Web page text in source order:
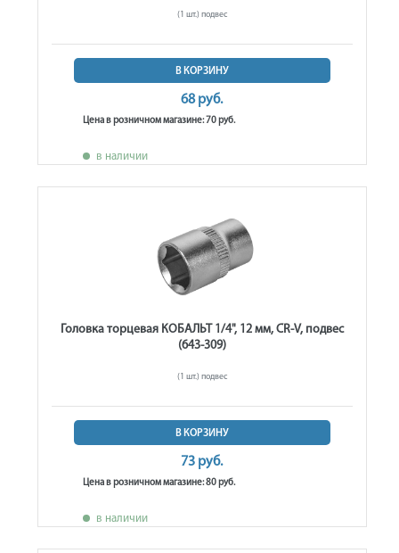
(1 шт.) подвес
В КОРЗИНУ
68 руб.
Цена в розничном магазине: 70 руб.
в наличии
Головка торцевая КОБАЛЬТ 1/4", 12 мм, CR-V, подвес
(643-309)
(1 шт.) подвес
В КОРЗИНУ
73 руб.
Цена в розничном магазине: 80 руб.
в наличии